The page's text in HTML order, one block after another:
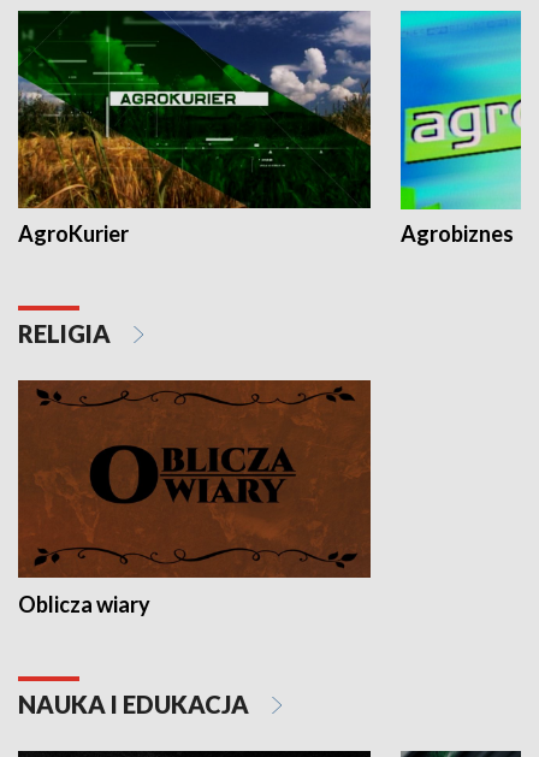
AgroKurier Agrobiznes
RELIGIA
Oblicza wiary
NAUKA I EDUKACJA